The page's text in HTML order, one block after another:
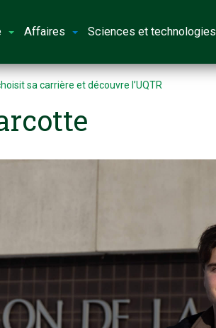
Affaires Sciences et technologies
sa carrière et découvre l’UQTR